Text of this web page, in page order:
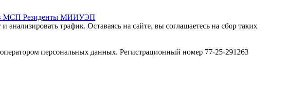
МСП Резиденты МИИУЭП
трафик. Оставаясь на сайте, вы соглашаетесь на сбор таких
персональных данных. Регистрационный номер 77-25-291263